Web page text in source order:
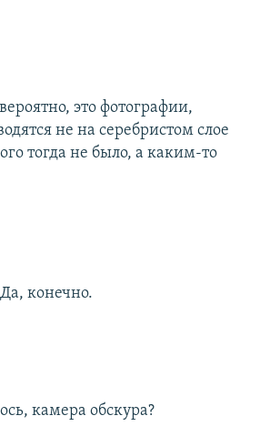
это фотографии,
не на серебристом слое
тогда не было, а каким-то
Да, конечно.
камера обскура?